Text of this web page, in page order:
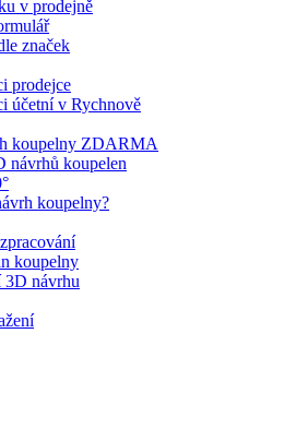
v prodejně
značek
prodejce
účetní v Rychnově
koupelny ZDARMA
návrhů koupelen
koupelny?
koupelny
3D návrhu